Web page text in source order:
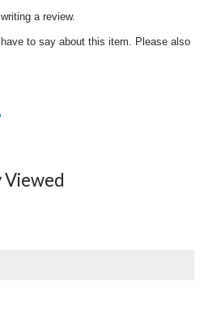
a review.
to say about this item. Please also
Viewed